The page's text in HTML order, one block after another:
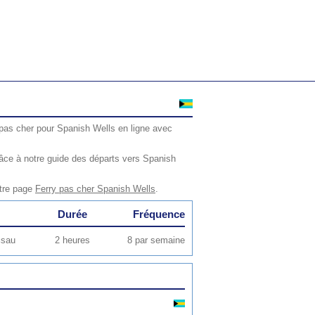
cher pour Spanish Wells en ligne avec
à notre guide des départs vers Spanish
page Ferry pas cher Spanish Wells.
Durée Fréquence
2 heures 8 par semaine